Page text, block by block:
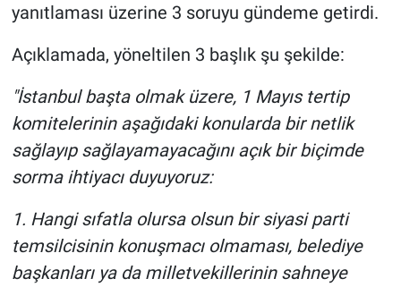
yanıtlaması üzerine 3 soruyu gündeme getirdi.
Açıklamada, yöneltilen 3 başlık şu şekilde:
"İstanbul başta olmak üzere, 1 Mayıs tertip
komitelerinin aşağıdaki konularda bir netlik
sağlayıp sağlayamayacağını açık bir biçimde
sorma ihtiyacı duyuyoruz:
1. Hangi sıfatla olursa olsun bir siyasi parti
temsilcisinin konuşmacı olmaması, belediye
başkanları ya da milletvekillerinin sahneye
Koronavirüs
Kültür Sanat
Ne demişti
Nedir
Popüler
Programlar